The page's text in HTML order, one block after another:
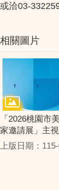
或洽03-
相關圖片
「2026桃園市
家邀請展」主
上版日期：